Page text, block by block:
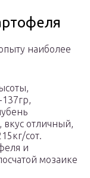
наиболее
вкус отличный,
сот.
и
мозаике